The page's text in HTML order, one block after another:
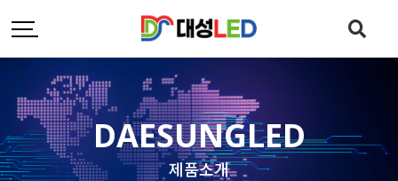
DAESUNGLED
제품소개